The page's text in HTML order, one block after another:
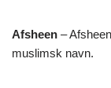
Afsheen –
muslimsk navn.